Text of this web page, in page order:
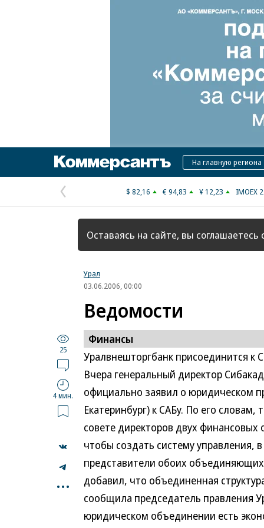
КоммерсантъНа главную региона
Предыдущая
страница
$ 82,16 € 94,83 ¥ 12,23 IMOEX
Оставаясь на сайте, вы соглашаетесь
Урал
03.06.2006, 00:00
Ведомости
25
4 мин.
...
Финансы
Уралвнешторгбанк присоединится к
Вчера генеральный директор
официально заявил о юридическом
Екатеринбург) к САБу. По его
совете директоров двух
чтобы создать систему
представители обоих
добавил, что объединенная
сообщила председатель правления
юридическом объединении есть